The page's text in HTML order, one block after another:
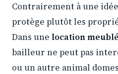
Contrairement à une
protège plutôt les
Dans une location
bailleur ne peut pas
ou un autre animal